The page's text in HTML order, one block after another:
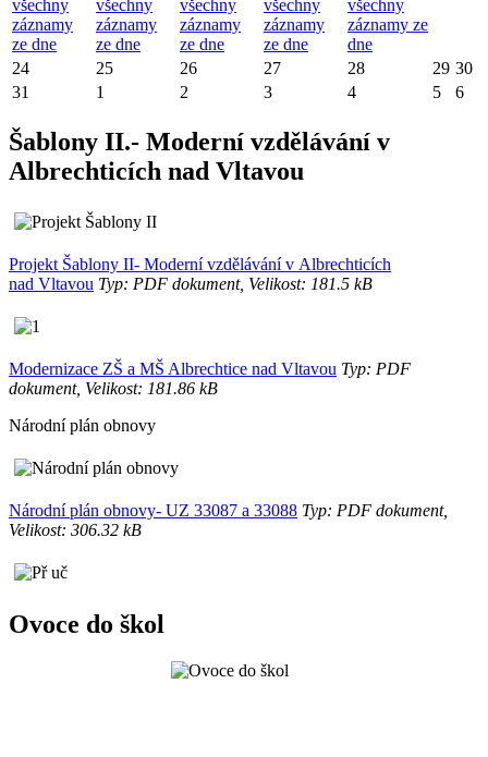
všechny
záznamy
ze dne
všechny
záznamy
ze dne
všechny
záznamy
ze dne
všechny
záznamy
ze dne
všechny
záznamy ze
dne
24 25 26 27 28 29 30
31
1 2 3 4 5 6
Šablony II.- Moderní vzdělávání v
Albrechticích nad Vltavou
Projekt Šablony II- Moderní vzdělávání v Albrechticích
nad Vltavou Typ: PDF dokument, Velikost: 181.5 kB
Modernizace ZŠ a MŠ Albrechtice nad Vltavou Typ: PDF
dokument, Velikost: 181.86 kB
Národní plán obnovy
Národní plán obnovy- UZ 33087 a 33088 Typ: PDF dokument,
Velikost: 306.32 kB
Ovoce do škol